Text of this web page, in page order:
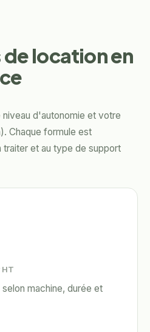
location en
d'autonomie et votre
Chaque formule est
traiter et au type de support
HT
machine, durée et